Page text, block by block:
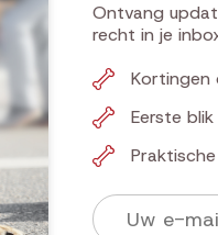
Ontvang
recht in je
Kortingen
Eerste